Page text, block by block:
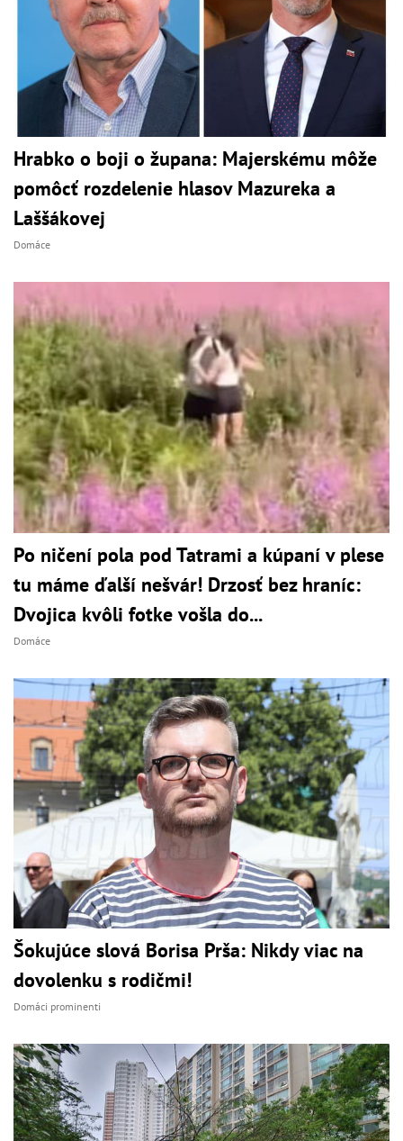
Hrabko o boji o župana: Majerskému môže
pomôcť rozdelenie hlasov Mazureka a
Laššákovej
Domáce
Po ničení pola pod Tatrami a kúpaní v plese
tu máme ďalší nešvár! Drzosť bez hraníc:
Dvojica kvôli fotke vošla do...
Domáce
Šokujúce slová Borisa Prša: Nikdy viac na
dovolenku s rodičmi!
Domáci prominenti